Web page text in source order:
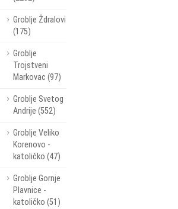
Groblje Ždralovi
(175)
Groblje
Trojstveni
Markovac (97)
Groblje Svetog
Andrije (552)
Groblje Veliko
Korenovo -
katoličko (47)
Groblje Gornje
Plavnice -
katoličko (51)